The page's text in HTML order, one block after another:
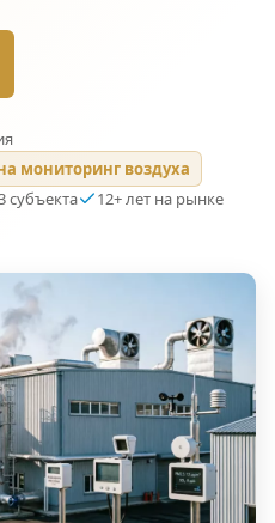
мониторинг воздуха
субъекта
12+ лет на рынке